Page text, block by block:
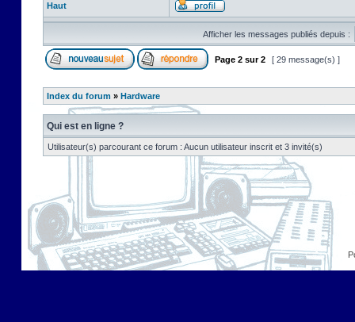
Haut
Afficher les messages publiés depuis :
Page 2 sur2 [ 29 message(s) ]
Index du forum » Hardware
Qui est en ligne ?
Utilisateur(s) parcourant ce forum : Aucun utilisateur inscrit et 3 invité(s)